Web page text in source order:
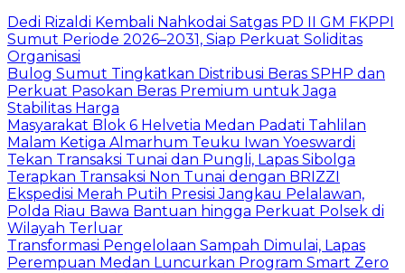
Dedi Rizaldi Kembali Nahkodai Satgas PD II GM FKPPI
Sumut Periode 2026–2031, Siap Perkuat Soliditas
Organisasi
Bulog Sumut Tingkatkan Distribusi Beras SPHP dan
Perkuat Pasokan Beras Premium untuk Jaga
Stabilitas Harga
Masyarakat Blok 6 Helvetia Medan Padati Tahlilan
Malam Ketiga Almarhum Teuku Iwan Yoeswardi
Tekan Transaksi Tunai dan Pungli, Lapas Sibolga
Terapkan Transaksi Non Tunai dengan BRIZZI
Ekspedisi Merah Putih Presisi Jangkau Pelalawan,
Polda Riau Bawa Bantuan hingga Perkuat Polsek di
Wilayah Terluar
Transformasi Pengelolaan Sampah Dimulai, Lapas
Perempuan Medan Luncurkan Program Smart Zero